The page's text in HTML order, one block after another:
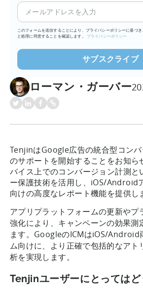
このフォームを送信することにより、プライバシーポリシーに基づ
と処理に同意することを確認します。
プライバシーポリシー
ローマン・ガーバー
TenjinはGoogle広告の統合型コン
のサポートを開始することをお知ら
バイス上でのコンバージョン計測と
ー保護技術を活用し、iOS/Android
向けの高度なレポート機能を提供し
アプリプラットフォームの更新やプ
強化により、キャンペーンの効果測
ます。GoogleのICMはiOS/Android
ム向けに、より正確で包括的なアト
析を実現します。
Tenjinユーザーにとってはど